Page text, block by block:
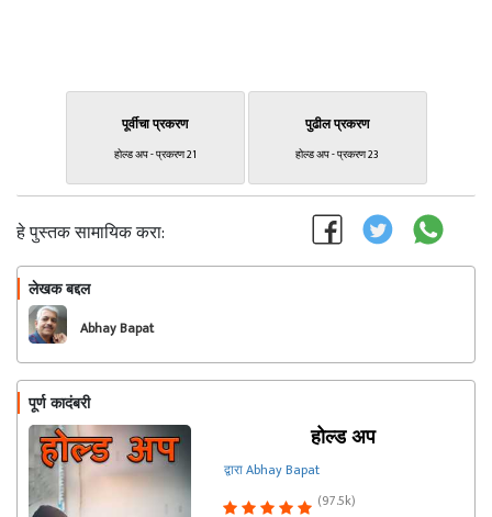
पूर्वीचा प्रकरण
होल्ड अप - प्रकरण 21
पुढील प्रकरण
होल्ड अप - प्रकरण 23
हे पुस्तक सामायिक करा:
लेखक बद्दल
Abhay Bapat
पूर्ण कादंबरी
होल्ड अप
द्वारा Abhay Bapat
(97.5k)